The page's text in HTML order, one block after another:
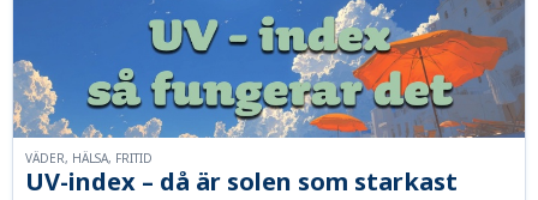
UV-index – då är solen som starkast
VÄDER, HÄLSA, FRITID